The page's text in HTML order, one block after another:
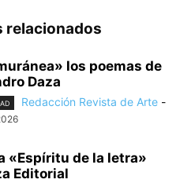
relacionados
los poemas de
Daza
Redacción Revista de Arte -
«Espíritu de la letra»
Editorial